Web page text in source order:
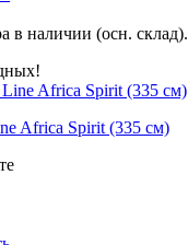
в наличии (осн. склад).
Africa Spirit (335 см)